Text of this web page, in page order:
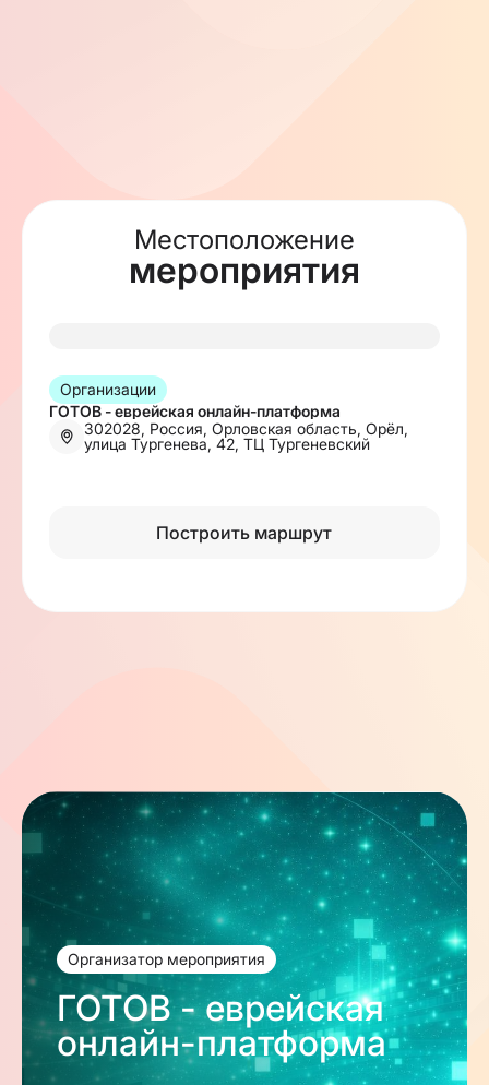
Местоположение
мероприятия
Организации
ГОТОВ - еврейская онлайн-платформа
302028, Россия, Орловская область, Орёл,
улица Тургенева, 42, ТЦ Тургеневский
Построить маршрут
Организатор мероприятия
ГОТОВ - еврейская
онлайн-платформа